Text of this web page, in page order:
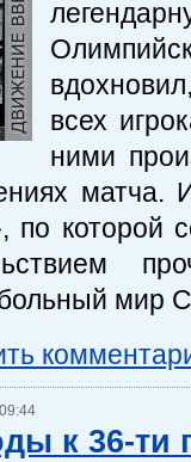
всех
ними
матча.
по которой
мир
к 36-ти